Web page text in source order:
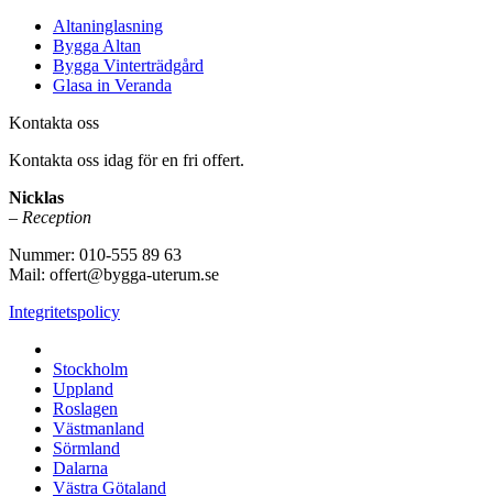
Altaninglasning
Bygga Altan
Bygga Vinterträdgård
Glasa in Veranda
Kontakta oss
Kontakta oss idag för en fri offert.
Nicklas
– Reception
Nummer: 010-555 89 63
Mail: offert@bygga-uterum.se
Integritetspolicy
Stockholm
Uppland
Roslagen
Västmanland
Sörmland
Dalarna
Västra Götaland